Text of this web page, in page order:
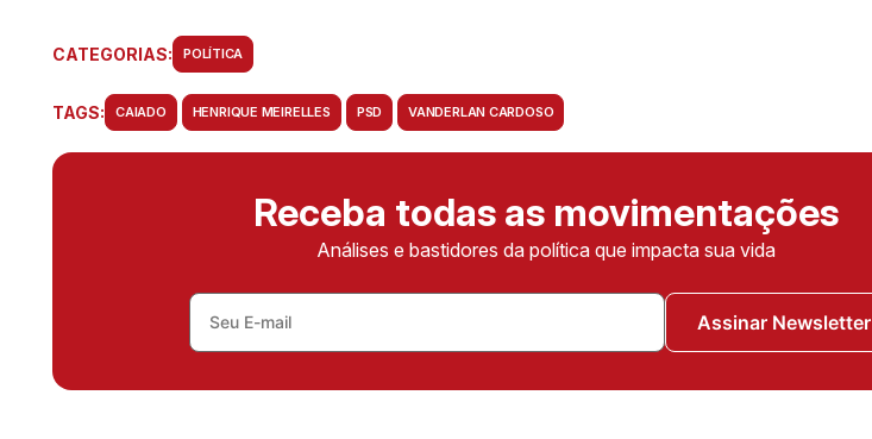
CATEGORIAS: POLÍTICA
TAGS: CAIADO HENRIQUE MEIRELLES PSD VANDERLAN CARDOSO
Receba todas as movimentações
Análises e bastidores da política que impacta sua vida
Assinar Newsletter